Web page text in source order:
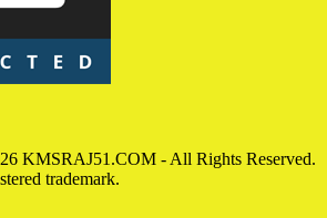
KMSRAJ51.COM - All Rights Reserved.
trademark.